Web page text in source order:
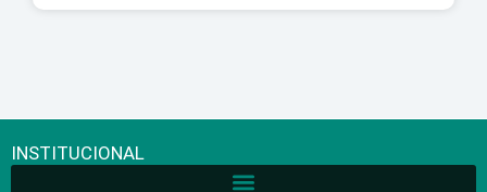
INSTITUCIONAL